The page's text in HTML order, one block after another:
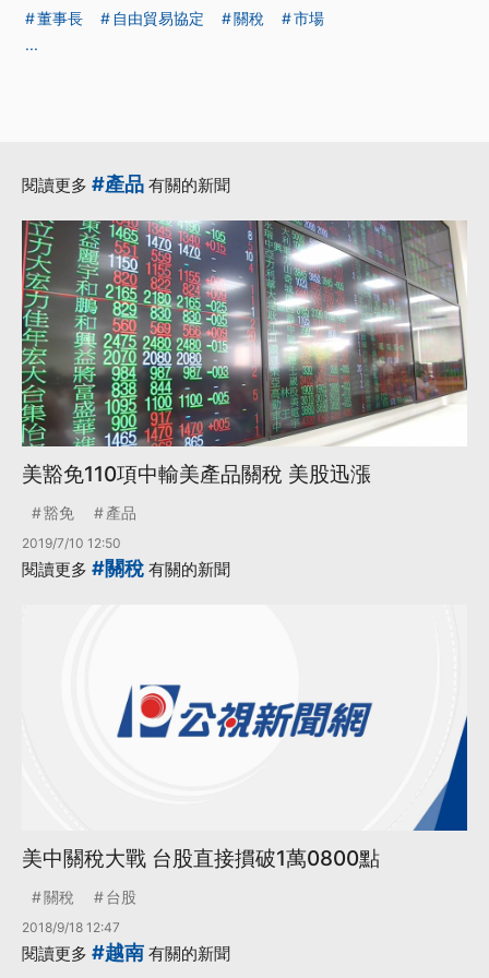
董事長 自由貿易協定 關稅
市場
...
閱讀更多 #產品 有關的新聞
美豁免110項中輸美產品關稅 美股迅漲
豁免 產品
2019/7/10 12:50
閱讀更多 #關稅 有關的新聞
美中關稅大戰 台股直接摜破1萬0800點
關稅 台股
2018/9/18 12:47
閱讀更多 #越南 有關的新聞